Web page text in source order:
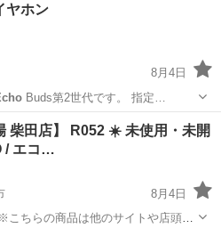
力端子: MIC, LINE...
ヤホン
8月4日
Buds第2世代です。 指定…
ーディオ
柴田店】 R052 ☀️ 未使用・未開
/ エコ…
8月4日